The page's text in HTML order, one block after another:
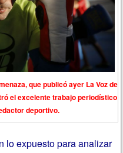
que publicó ayer La Voz de
el excelente trabajo periodístico
deportivo.
lo expuesto para analizar